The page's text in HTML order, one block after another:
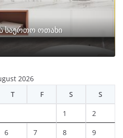
საერთო ოთახი
2026
T F S S
1 2
6 7 8 9